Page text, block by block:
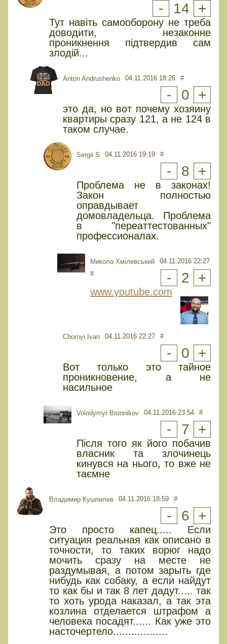
- 14 +
Тут навіть самооборону не треба
доводити, незаконне
проникнення підтвердив сам
злодій...
Anton Andrushenko 04.11.2016 18:26 #
- 0 +
это да, но вот почему хозяину
квартиры сразу 121, а не 124 в
таком случае.
Sergii S 04.11.2016 19:19 #
- 8 +
Проблема не в законах!
Закон полностью
оправдывает
домовладельца. Проблема
в "переаттестованных"
профессионалах.
Микола Хмілевський
04.11.2016 22:27
#
- 2 +
www.youtube.com
Chornyi Ivan 04.11.2016 22:27 #
- 0 +
Вот только это тайное
проникновение, а не
насильное
Volodymyr Bronnikov 04.11.2016 23:54 #
- 7 +
Після того як його побачив
власник та злочинець
кинувся на нього, то вже не
таємне
Владимир Кушпилев 04.11.2016 18:59 #
- 6 +
Это просто капец..... Если
ситуация реальная как описано в
точности, то таких ворюг надо
мочить сразу на месте не
раздумывая, а потом зарыть где
нибудь как собаку, а если найдут
то как бы и так 8 лет дадут..... так
то хоть урода наказал, а так эта
козлина отделается штрафом а
человека посадят...... Как уже это
насточертело..................